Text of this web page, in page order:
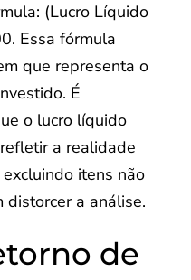
(Lucro Líquido
Essa fórmula
que representa o
É
o lucro líquido
a realidade
itens não
distorcer a análise.
de